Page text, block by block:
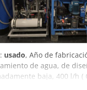
usado, Año de
de agua, de
baja, 400 l/h